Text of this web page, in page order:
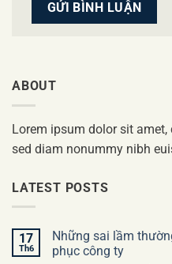
ABOUT
Lorem ipsum dolor sit
sed diam nonummy nibh
LATEST POSTS
17
Th6
Những sai lầm
phục công ty